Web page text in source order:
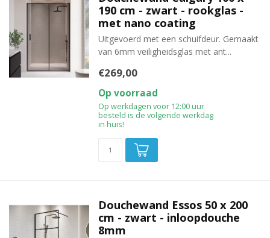
190 cm - zwart - rookglas -
met nano coating
Uitgevoerd met een schuifdeur. Gemaakt
van 6mm veiligheidsglas met ant...
€269,00
Op voorraad
Op werkdagen voor 12:00 uur
besteld is de volgende werkdag
in huis!
Douchewand Essos 50 x 200
cm - zwart - inloopdouche
8mm